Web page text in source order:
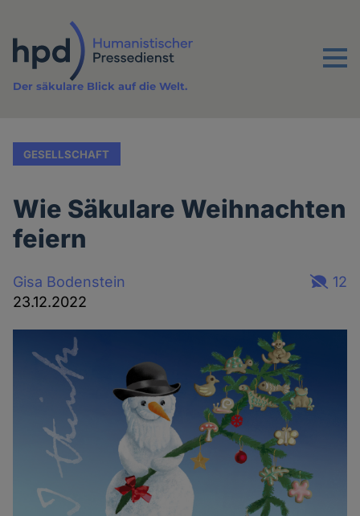
Inhalt
Menu
Der säkulare Blick auf die Welt.
GESELLSCHAFT
Wie Säkulare Weihnachten
feiern
Gisa Bodenstein
23.12.2022
12